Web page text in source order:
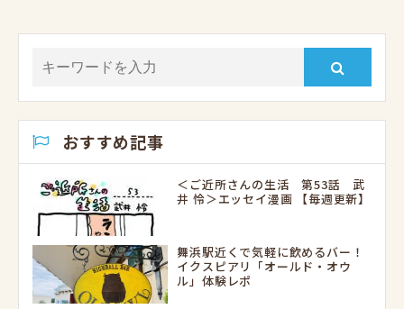
おすすめ記事
＜ご近所さんの生活 第53話 武
井 怜＞エッセイ漫画 【毎週更新】
舞浜駅近くで気軽に飲めるバー！
イクスピアリ「オールド・オウ
ル」体験レポ